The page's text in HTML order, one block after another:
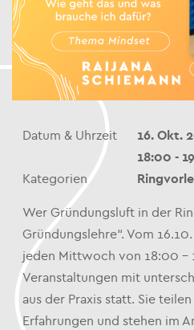
Datum & Uhrzeit
16. Okt.
18:00 -
Kategorien
Wer Gründungsluft in der
Gründungslehre“. Vom
jeden Mittwoch von 18:00 –
Veranstaltungen mit
aus der Praxis statt. Sie
Erfahrungen und stehen im